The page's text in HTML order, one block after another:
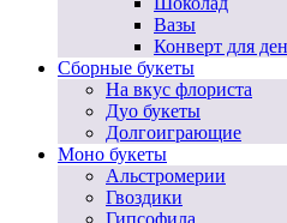
Вазы
Конверт для
Сборные букеты
На вкус флориста
Дуо букеты
Долгоиграющие
Моно букеты
Альстромерии
Гвоздики
Гипсофила